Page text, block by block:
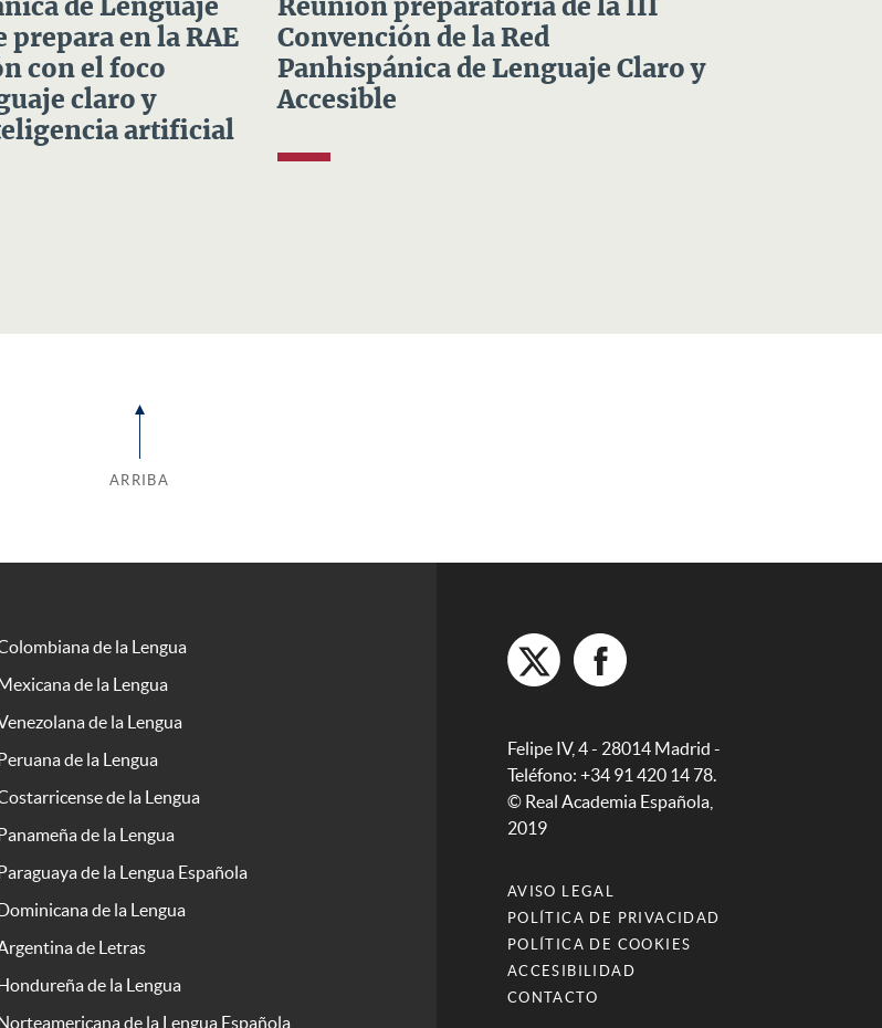
de Lenguaje
prepara en la RAE
con el foco
claro y
artificial
Reunión preparatoria de la III
Convención de la Red
Panhispánica de Lenguaje Claro y
Accesible
ARRIBA
de la Lengua
de la Lengua
de la Lengua
de la Lengua
de la Lengua
de la Lengua
de la Lengua Española
de la Lengua
de Letras
de la Lengua
de la Lengua Española
Felipe IV, 4 - 28014 Madrid -
Teléfono: +34 91 420 14 78.
© Real Academia Española,
2019
AVISO LEGAL
POLÍTICA DE PRIVACIDAD
POLÍTICA DE COOKIES
ACCESIBILIDAD
CONTACTO